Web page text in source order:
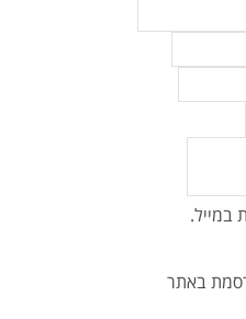
במייל.
באתר